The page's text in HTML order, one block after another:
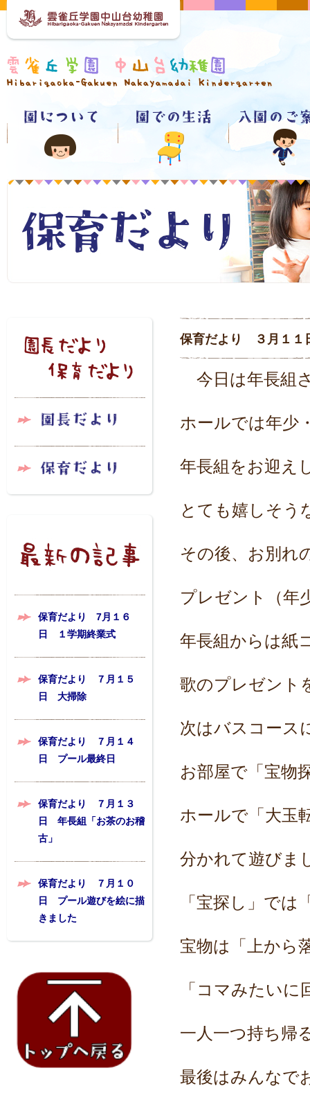
保育だより 7月１６
日 １学期終業式
保育だより ７月１５
日 大掃除
保育だより ７月１４
日 プール最終日
保育だより ７月１３
日 年長組「お茶のお稽
古」
保育だより ７月１０
日 プール遊びを絵に描
きました
保育だより ３月１１
今日は年長組
ホールでは年少
年長組をお迎え
とても嬉しそ
その後、お別れ
プレゼント（年
年長組からは紙
歌のプレゼント
次はバスコース
お部屋で「宝物
ホールで「大玉
分かれて遊びま
「宝探し」で
宝物は「上から
「コマみたい
一人一つ持ち帰
最後はみんなで